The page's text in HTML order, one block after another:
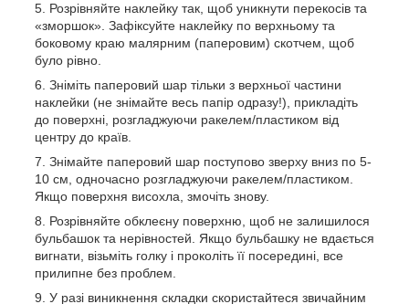
Розрівняйте наклейку так, щоб уникнути перекосів та
«зморшок». Зафіксуйте наклейку по верхньому та
боковому краю малярним (паперовим) скотчем, щоб
було рівно.
Зніміть паперовий шар тільки з верхньої частини
наклейки (не знімайте весь папір одразу!), прикладіть
до поверхні, розгладжуючи ракелем/пластиком від
центру до країв.
Знімайте паперовий шар поступово зверху вниз по 5-
10 см, одночасно розгладжуючи ракелем/пластиком.
Якщо поверхня висохла, змочіть знову.
Розрівняйте обклеєну поверхню, щоб не залишилося
бульбашок та нерівностей. Якщо бульбашку не вдається
вигнати, візьміть голку і проколіть її посередині, все
прилипне без проблем.
У разі виникнення складки скористайтеся звичайним